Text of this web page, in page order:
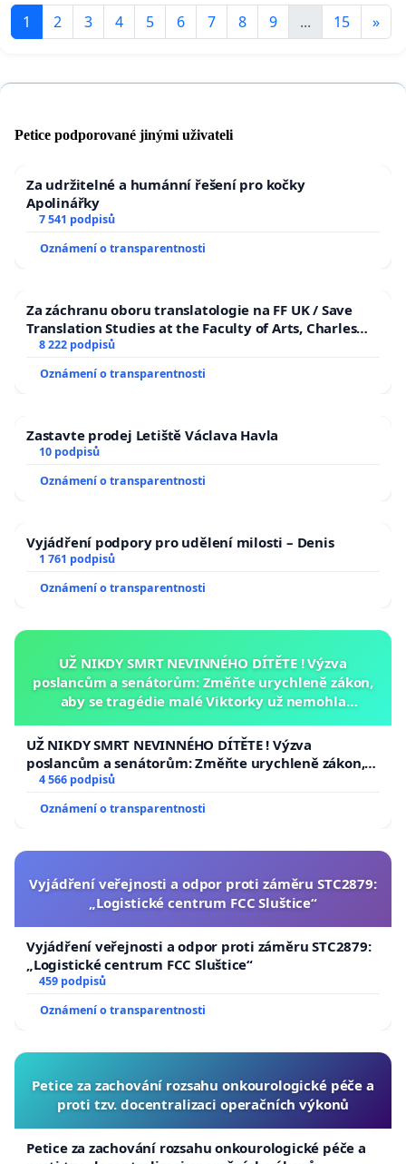
1 2 3 4 5 6 7 8 9 ... 15 »
Petice podporované jinými uživateli
Za udržitelné a humánní řešení pro kočky
Apolinářky
7 541 podpisů
Oznámení o transparentnosti
Za záchranu oboru translatologie na FF UK / Save
Translation Studies at the Faculty of Arts, Charles
University
8 222 podpisů
Oznámení o transparentnosti
Zastavte prodej Letiště Václava Havla
10 podpisů
Oznámení o transparentnosti
Vyjádření podpory pro udělení milosti – Denis
1 761 podpisů
Oznámení o transparentnosti
UŽ NIKDY SMRT NEVINNÉHO DÍTĚTE ! Výzva
poslancům a senátorům: Změňte urychleně zákon,
aby se tragédie malé Viktorky už nemohla
UŽ NIKDY SMRT NEVINNÉHO DÍTĚTE ! Výzva
poslancům a senátorům: Změňte urychleně zákon,
aby se tragédie malé Viktorky už nemohla opakovat!
4 566 podpisů
Oznámení o transparentnosti
Vyjádření veřejnosti a odpor proti záměru STC2879:
„Logistické centrum FCC Sluštice“
Vyjádření veřejnosti a odpor proti záměru STC2879:
„Logistické centrum FCC Sluštice“
459 podpisů
Oznámení o transparentnosti
Petice za zachování rozsahu onkourologické péče a
proti tzv. docentralizaci operačních výkonů
Petice za zachování rozsahu onkourologické péče a